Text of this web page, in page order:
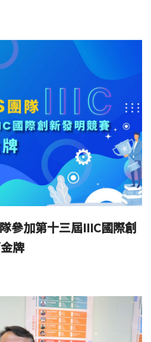
參加第十三屆IIIC國際創
牌